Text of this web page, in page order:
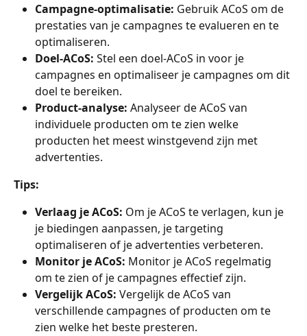
Campagne-optimalisatie: Gebruik ACoS om de
prestaties van je campagnes te evalueren en te
optimaliseren.
Doel-ACoS: Stel een doel-ACoS in voor je
campagnes en optimaliseer je campagnes om dit
doel te bereiken.
Product-analyse: Analyseer de ACoS van
individuele producten om te zien welke
producten het meest winstgevend zijn met
advertenties.
Tips:
Verlaag je ACoS: Om je ACoS te verlagen, kun je
je biedingen aanpassen, je targeting
optimaliseren of je advertenties verbeteren.
Monitor je ACoS: Monitor je ACoS regelmatig
om te zien of je campagnes effectief zijn.
Vergelijk ACoS: Vergelijk de ACoS van
verschillende campagnes of producten om te
zien welke het beste presteren.